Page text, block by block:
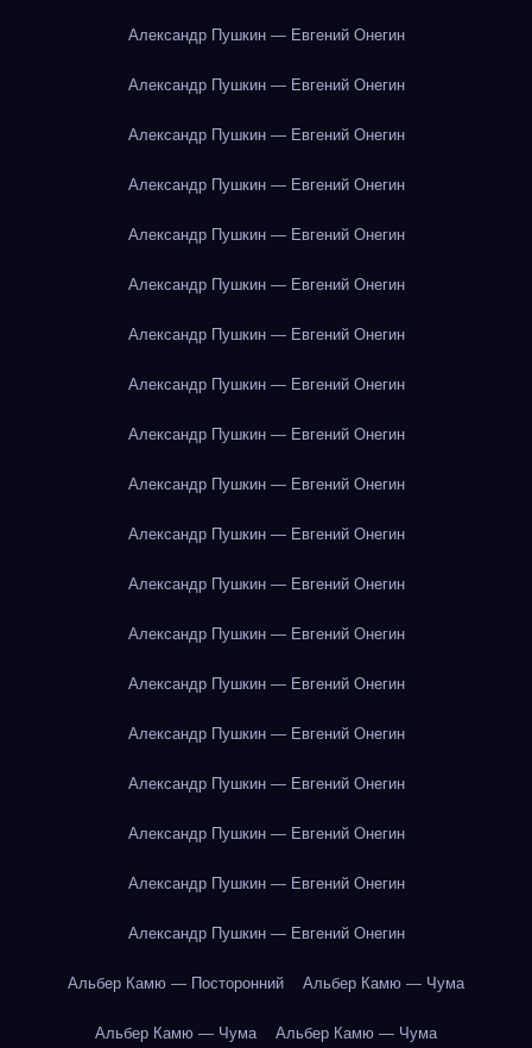
Александр Пушкин — Евгений Онегин
Александр Пушкин — Евгений Онегин
Александр Пушкин — Евгений Онегин
Александр Пушкин — Евгений Онегин
Александр Пушкин — Евгений Онегин
Александр Пушкин — Евгений Онегин
Александр Пушкин — Евгений Онегин
Александр Пушкин — Евгений Онегин
Александр Пушкин — Евгений Онегин
Александр Пушкин — Евгений Онегин
Александр Пушкин — Евгений Онегин
Александр Пушкин — Евгений Онегин
Александр Пушкин — Евгений Онегин
Александр Пушкин — Евгений Онегин
Александр Пушкин — Евгений Онегин
Александр Пушкин — Евгений Онегин
Александр Пушкин — Евгений Онегин
Александр Пушкин — Евгений Онегин
Александр Пушкин — Евгений Онегин
Альбер Камю — Посторонний Альбер Камю — Чума
Альбер Камю — Чума Альбер Камю — Чума